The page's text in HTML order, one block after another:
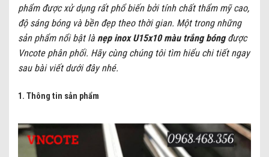
phẩm được xử dụng rất phổ biến bởi tính chất thẩm mỹ cao,
độ sáng bóng và bền đẹp theo thời gian. Một trong những
sản phẩm nổi bật lànẹp inox U15x10 màu trắng bóngđược
Vncote phân phối. Hãy cùng chúng tôi tìm hiểu chi tiết ngay
sau bài viết dưới đây nhé.
1. Thông tin sản phẩm